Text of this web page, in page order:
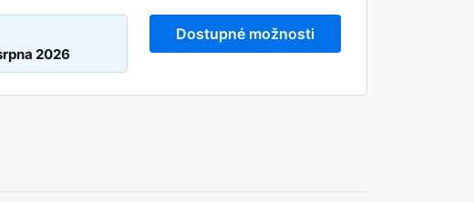
Dostupné možnosti